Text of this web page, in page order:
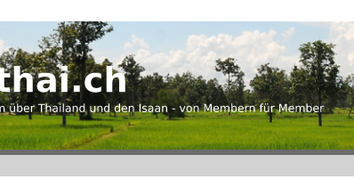
Forum - isaan-thai.ch
Thailand und den Isaan - von Membern für Member